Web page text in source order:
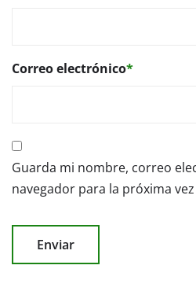
Correo electrónico*
Guarda mi nombre, correo
navegador para la próxima